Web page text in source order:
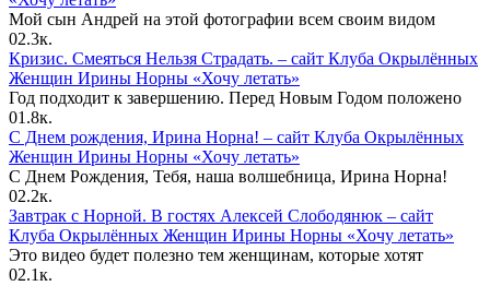
Мой сын Андрей на этой фотографии всем своим видом
02.3к.
Кризис. Смеяться Нельзя Страдать. – сайт Клуба Окрылённых
Женщин Ирины Норны «Хочу летать»
Год подходит к завершению. Перед Новым Годом положено
01.8к.
С Днем рождения, Ирина Норна! – сайт Клуба Окрылённых
Женщин Ирины Норны «Хочу летать»
С Днем Рождения, Тебя, наша волшебница, Ирина Норна!
02.2к.
Завтрак с Норной. В гостях Алексей Слободянюк – сайт
Клуба Окрылённых Женщин Ирины Норны «Хочу летать»
Это видео будет полезно тем женщинам, которые хотят
02.1к.